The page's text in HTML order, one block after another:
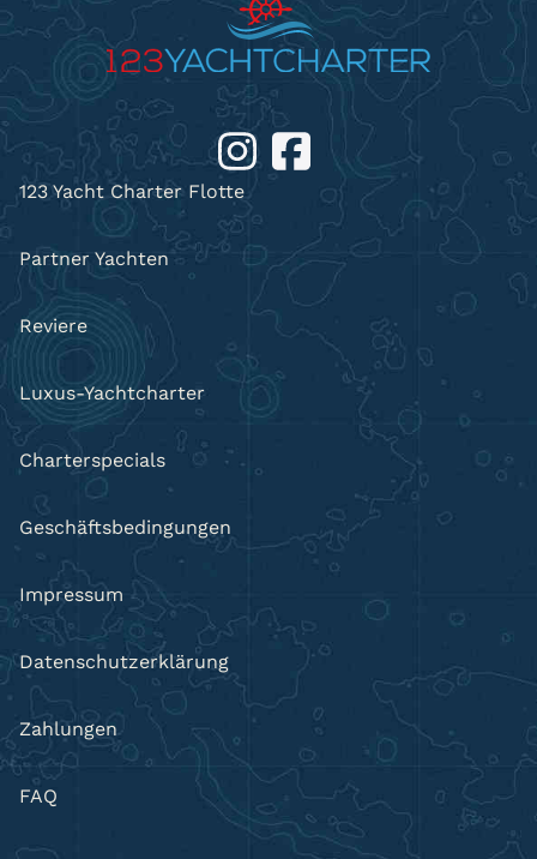
123 Yacht Charter Flotte
Partner Yachten
Reviere
Luxus-Yachtcharter
Charterspecials
Geschäftsbedingungen
Impressum
Datenschutzerklärung
Zahlungen
FAQ